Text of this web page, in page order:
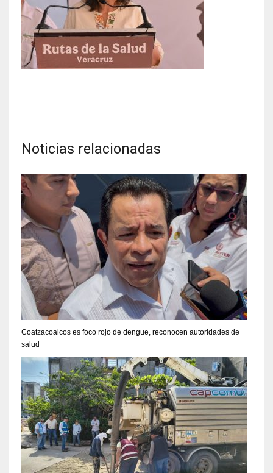
Noticias relacionadas
Coatzacoalcos es foco rojo de dengue, reconocen autoridades de
salud